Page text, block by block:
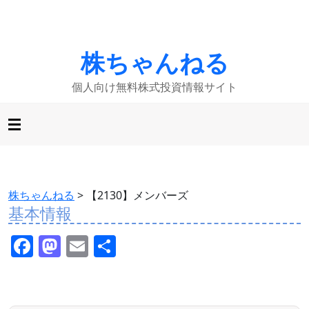
株ちゃんねる
個人向け無料株式投資情報サイト
株ちゃんねる > 【2130】メンバーズ
基本情報
F M E